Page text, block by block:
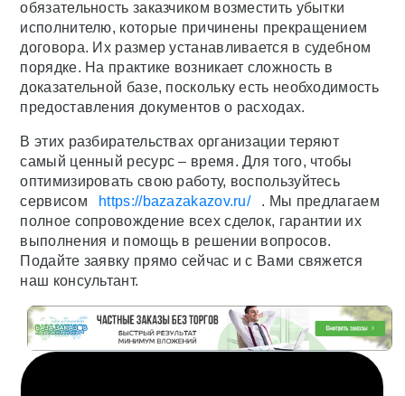
обязательность заказчиком возместить убытки
исполнителю, которые причинены прекращением
договора. Их размер устанавливается в судебном
порядке. На практике возникает сложность в
доказательной базе, поскольку есть необходимость
предоставления документов о расходах.
В этих разбирательствах организации теряют
самый ценный ресурс – время. Для того, чтобы
оптимизировать свою работу, воспользуйтесь
сервисом
https://bazazakazov.ru/
. Мы предлагаем
полное сопровождение всех сделок, гарантии их
выполнения и помощь в решении вопросов.
Подайте заявку прямо сейчас и с Вами свяжется
наш консультант.